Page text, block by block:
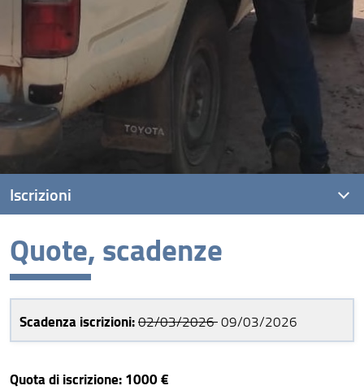
Quote, scadenze
Scadenza iscrizioni:02/03/202609/03/2026
Quota di iscrizione: 1000 €
Iscrizioni
Titoli di accesso e modalità di iscrizione
Quote, scadenze